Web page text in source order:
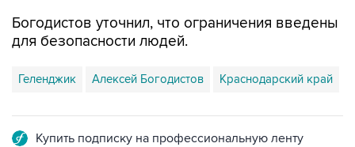
Богодистов уточнил, что ограничения введены
для безопасности людей.
Геленджик Алексей Богодистов Краснодарский край
Купить подписку на профессиональную ленту